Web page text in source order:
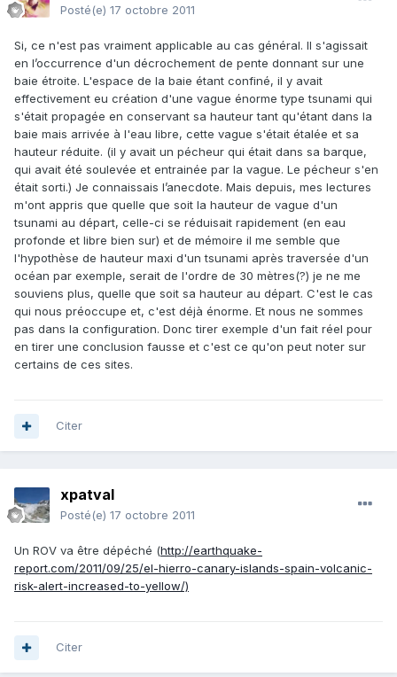
Posté(e) 17 octobre 2011
Si, ce n'est pas vraiment applicable au cas général. Il s'agissait
en l’occurrence d'un décrochement de pente donnant sur une
baie étroite. L'espace de la baie étant confiné, il y avait
effectivement eu création d'une vague énorme type tsunami qui
s'était propagée en conservant sa hauteur tant qu'étant dans la
baie mais arrivée à l'eau libre, cette vague s'était étalée et sa
hauteur réduite. (il y avait un pécheur qui était dans sa barque,
qui avait été soulevée et entrainée par la vague. Le pécheur s'en
était sorti.) Je connaissais l’anecdote. Mais depuis, mes lectures
m'ont appris que quelle que soit la hauteur de vague d'un
tsunami au départ, celle-ci se réduisait rapidement (en eau
profonde et libre bien sur) et de mémoire il me semble que
l'hypothèse de hauteur maxi d'un tsunami après traversée d'un
océan par exemple, serait de l'ordre de 30 mètres(?) je ne me
souviens plus, quelle que soit sa hauteur au départ. C'est le cas
qui nous préoccupe et, c'est déjà énorme. Et nous ne sommes
pas dans la configuration. Donc tirer exemple d'un fait réel pour
en tirer une conclusion fausse et c'est ce qu'on peut noter sur
certains de ces sites.
Citer
xpatval
Posté(e) 17 octobre 2011
Un ROV va être dépéché (http://earthquake-
report.com/2011/09/25/el-hierro-canary-islands-spain-volcanic-
risk-alert-increased-to-yellow/)
Citer